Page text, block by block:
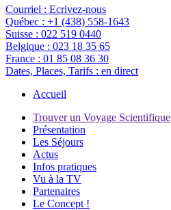
Courriel : Ecrivez-nous
Québec : +1 (438) 558-1643
Suisse : 022 519 0440
Belgique : 023 18 35 65
France : 01 85 08 36 30
Dates, Places, Tarifs : en direct
Accueil
Trouver un Voyage Scientifique
Présentation
Les Séjours
Actus
Infos pratiques
Vu à la TV
Partenaires
Le Concept !